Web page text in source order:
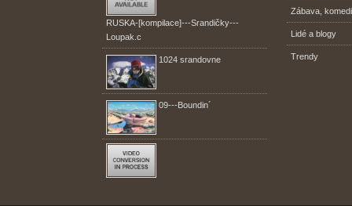
RUSKA-[kompilace]---Srandičky---
Loupak.c
1024 srandovne
09---Boundin´
Zábava,
Lidé a blogy
Trendy